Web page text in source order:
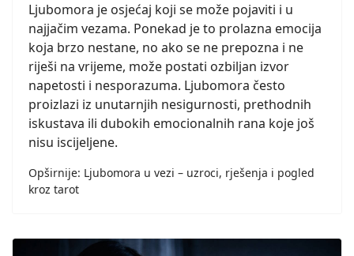
Ljubomora je osjećaj koji se može pojaviti i u
najjačim vezama. Ponekad je to prolazna emocija
koja brzo nestane, no ako se ne prepozna i ne
riješi na vrijeme, može postati ozbiljan izvor
napetosti i nesporazuma. Ljubomora često
proizlazi iz unutarnjih nesigurnosti, prethodnih
iskustava ili dubokih emocionalnih rana koje još
nisu iscijeljene.
Opširnije: Ljubomora u vezi – uzroci, rješenja i pogled
kroz tarot